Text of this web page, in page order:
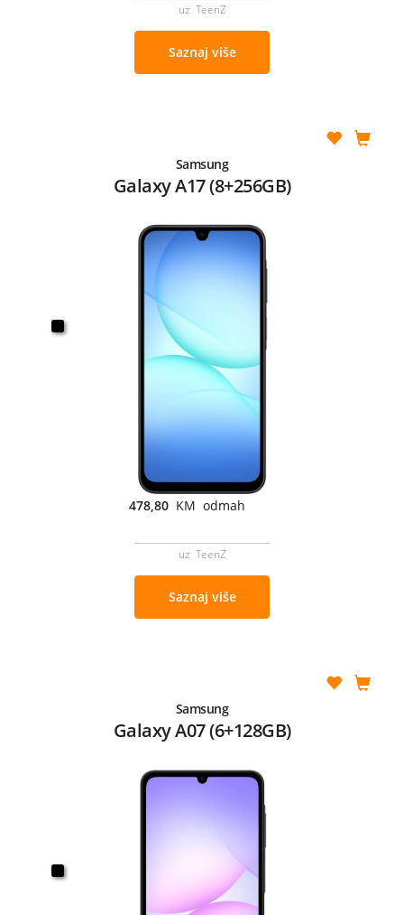
uz TeenZ
Saznaj više
Samsung
Galaxy A17 (8+256GB)
478,80 KM odmah
uz TeenZ
Saznaj više
Samsung
Galaxy A07 (6+128GB)